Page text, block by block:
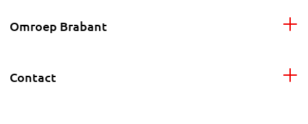
Omroep Brabant
Contact